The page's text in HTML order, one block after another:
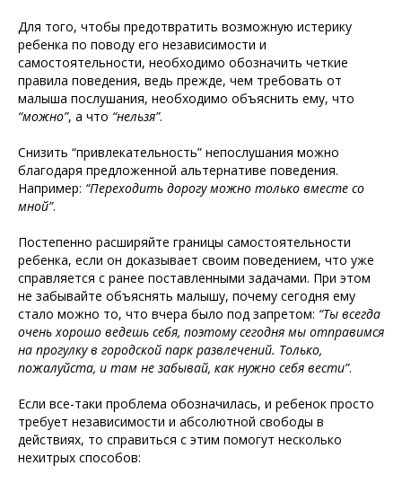
Для того, чтобы предотвратить возможную истерику
ребенка по поводу его независимости и
самостоятельности, необходимо обозначить четкие
правила поведения, ведь прежде, чем требовать от
малыша послушания, необходимо объяснить ему, что
“можно”, а что “нельзя”.
Снизить “привлекательность” непослушания можно
благодаря предложенной альтернативе поведения.
Например: “Переходить дорогу можно только вместе со
мной”.
Постепенно расширяйте границы самостоятельности
ребенка, если он доказывает своим поведением, что уже
справляется с ранее поставленными задачами. При этом
не забывайте объяснять малышу, почему сегодня ему
стало можно то, что вчера было под запретом: “Ты всегда
очень хорошо ведешь себя, поэтому сегодня мы отправимся
на прогулку в городской парк развлечений. Только,
пожалуйста, и там не забывай, как нужно себя вести”.
Если все-таки проблема обозначилась, и ребенок просто
требует независимости и абсолютной свободы в
действиях, то справиться с этим помогут несколько
нехитрых способов: